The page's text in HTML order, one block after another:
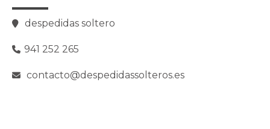
despedidas soltero
941 252 265
contacto@despedidassolteros.es